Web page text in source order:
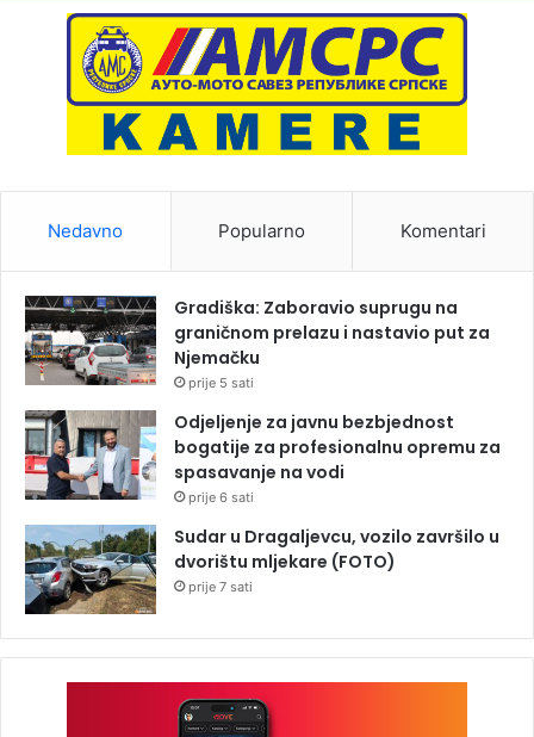
Nedavno Popularno Komentari
Gradiška: Zaboravio suprugu na
graničnom prelazu i nastavio put za
Njemačku
prije 5 sati
Odjeljenje za javnu bezbjednost
bogatije za profesionalnu opremu za
spasavanje na vodi
prije 6 sati
Sudar u Dragaljevcu, vozilo završilo u
dvorištu mljekare (FOTO)
prije 7 sati